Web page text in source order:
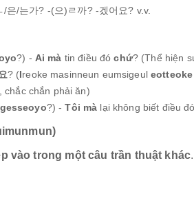
은/는가? -(으)ㄹ까? -겠어요? v.v.
?) - Ai mà tin điều đóchứ? (Thể hiện
? (Ireoke masinneun eumsigeul eotteoke
chắc chắn phải ăn)
?) -Tôi mà lại không biết điều đó
vào trong một câu trần thuật khác